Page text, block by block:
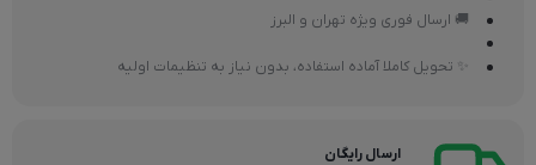
🚚 ارسال فوری ویژه تهران و البرز
✨ تحویل کاملا آماده استفاده، بدون نیاز به تنظیمات اولیه
ارسال رایگان